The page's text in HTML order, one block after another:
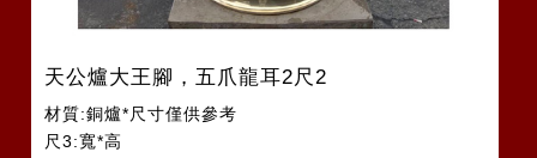
天公爐大王腳，五爪龍耳2尺2
材質:銅爐*尺寸僅供參考
尺3:寬*高